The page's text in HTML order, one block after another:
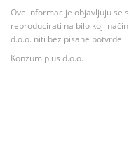
Ove informacije objavljuju se
reproducirati na bilo koji
d.o.o. niti bez pisane potvrde.
Konzum plus d.o.o.